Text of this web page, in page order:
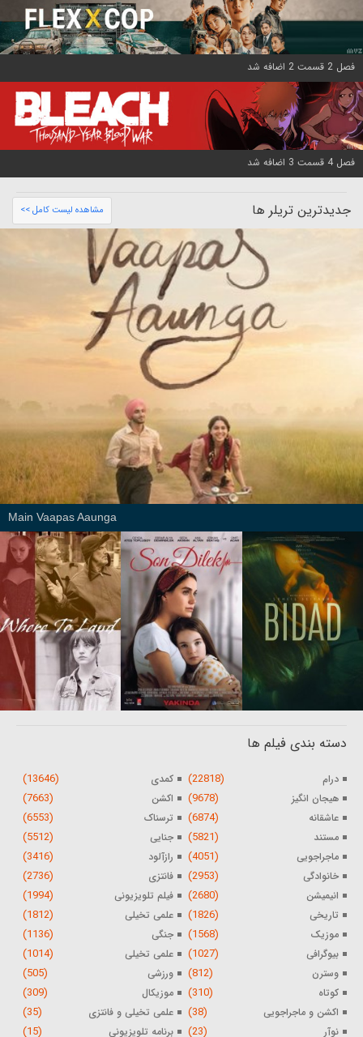
فصل 2 قسمت 2 اضافه شد
فصل 4 قسمت 3 اضافه شد
جدیدترین تریلر ها مشاهده لیست کامل >>
Main Vaapas Aaunga
دسته بندی فیلم ها
درام (22818) کمدی (13646)
هیجان انگیز (9678) اکشن (7663)
عاشقانه (6874) ترسناک (6553)
مستند (5821) جنایی (5512)
ماجراجویی (4051) رازآلود (3416)
خانوادگی (2953) فانتزی (2736)
انیمیشن (2680) فیلم تلویزیونی (1994)
تاریخی (1826) علمی تخیلی (1812)
موزیک (1568) جنگی (1136)
بیوگرافی (1027) علمی تخیلی (1014)
وسترن (812) ورزشی (505)
کوتاه (310) موزیکال (309)
اکشن و ماجراجویی (38) علمی تخیلی و فانتزی (35)
نوآر (23) برنامه تلویزیونی (15)